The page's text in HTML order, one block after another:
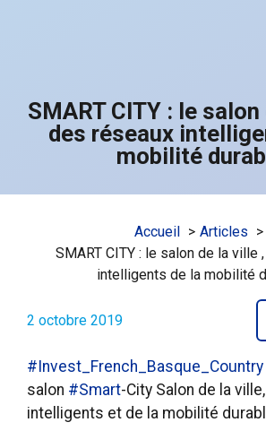
SMART CITY : le
des réseaux
mobilité
Accueil
Articles
SMART CITY : le salon de la ville
intelligents de la mobilité
2 octobre 2019
# Invest_French_Basque_Country
salon #Smart-City Salon de la
intelligents et de la mobilité